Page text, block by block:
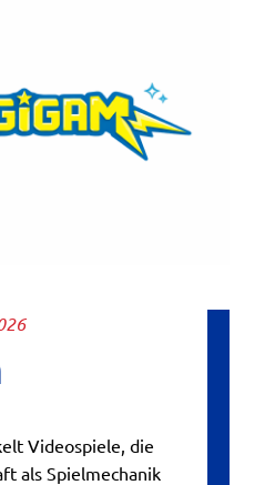
Videospiele, die
als Spielmechanik